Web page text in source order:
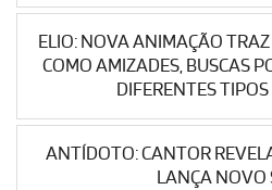
ELIO: NOVA ANIMAÇÃO
COMO AMIZADES, BUSCAS
DIFERENTES
ANTÍDOTO: CANTOR
LANÇA NOVO